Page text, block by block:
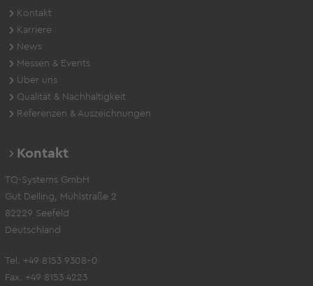
Kontakt
Karriere
News
Messen & Events
Über uns
Qualität & Nachhaltigkeit
Referenzen & Auszeichnungen
Kontakt
TQ-Systems GmbH
Gut Delling, Mühlstraße 2
82229 Seefeld
Deutschland
Tel. +49 8153 9308-0
Fax. +49 8153 4223